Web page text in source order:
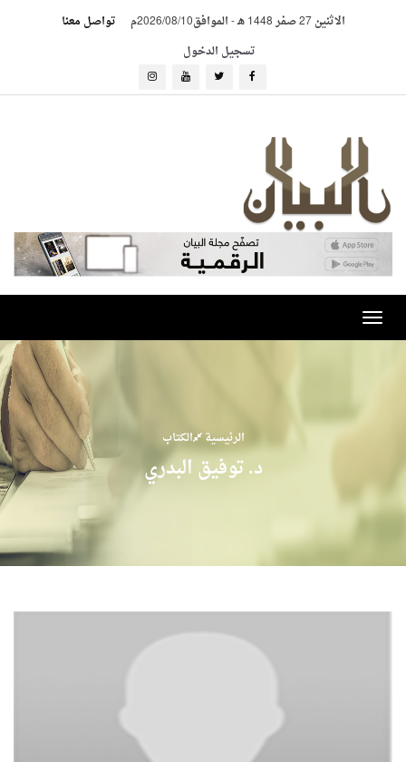
الاثنين 27 صفر 1448 هـ -الموافق2026/08/10م
تواصل معنا
تسجيل الدخول
Toggle
navigation
الرئيسية الكتاب
د. توفيق البدري